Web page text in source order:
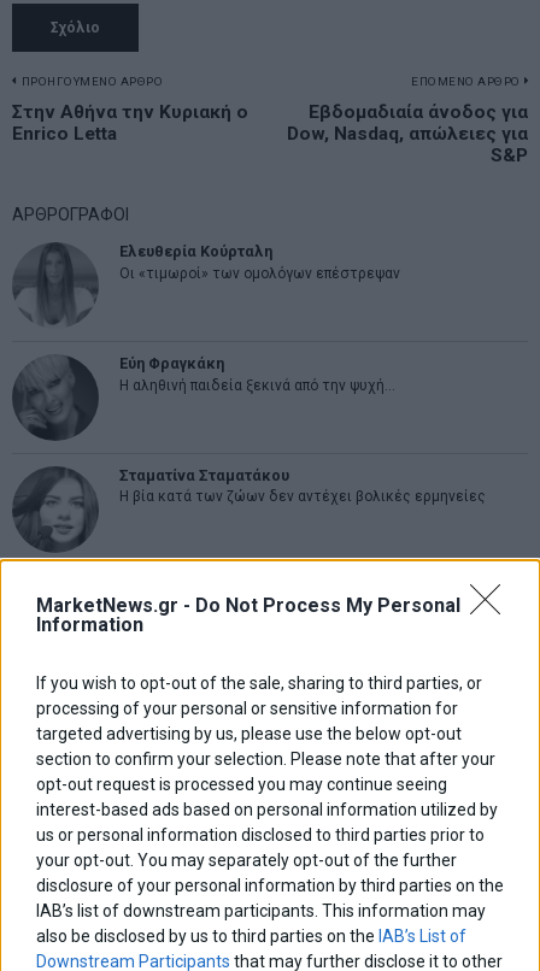
MarketNews.gr - Do Not Process My Personal
Information
If you wish to opt-out of the sale, sharing to third parties, or
processing of your personal or sensitive information for
targeted advertising by us, please use the below opt-out
section to confirm your selection. Please note that after your
opt-out request is processed you may continue seeing
interest-based ads based on personal information utilized by
us or personal information disclosed to third parties prior to
your opt-out. You may separately opt-out of the further
disclosure of your personal information by third parties on the
IAB’s list of downstream participants. This information may
also be disclosed by us to third parties on the IAB’s List of
Downstream Participants that may further disclose it to other
Πλοήγηση
άρθρων
ΠΡΟΗΓΟΥΜΕΝΟ ΑΡΘΡΟ
Previous
post:
Στην Αθήνα την Κυριακή ο
Enrico Letta
ΕΠΟΜΕΝΟ ΑΡΘΡΟ
Εβδομαδιαία άνοδος για
Dow, Nasdaq, απώλειες για
S&P
ΑΡΘΡΟΓΡΑΦΟΙ
Ελευθερία Κούρταλη
Οι «τιμωροί» των ομολόγων επέστρεψαν
Εύη Φραγκάκη
Η αληθινή παιδεία ξεκινά από την ψυχή…
Σταματίνα Σταματάκου
Η βία κατά των ζώων δεν αντέχει βολικές ερμηνείες
Από την αποθέωση στην καταγγελία: Η Ελλάδα πάντα
ψάχνει τον επόμενο Μεσσία
Νικόλαος Φουρτζής
MIT Sloan: Οι AI-driven επιχειρήσεις διαμορφώνουν το νέο
μοντέλο επιχειρηματικότητας
Θανάσης Κρητικός
Στις 11/12 το πρώτο ευρωπαϊκό ντέρμπι «αιωνίων»
ΕΤΙΚΕΤΕΣ